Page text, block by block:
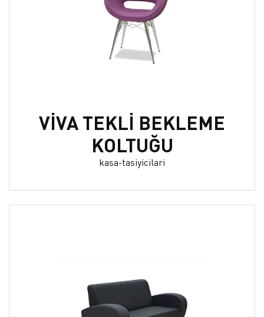
VİVA TEKLİ BEKLEME
KOLTUĞU
kasa-tasiyicilari